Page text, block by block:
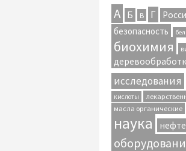
А Б В Г
безопасность
биохимия
исследования
кислоты
масла органические
наука